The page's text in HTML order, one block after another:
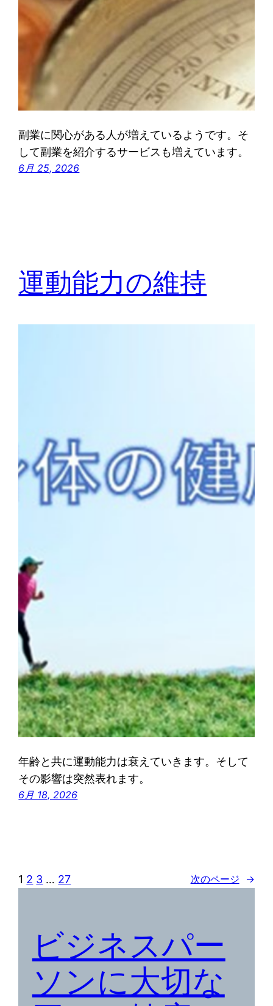
副業に関心がある人が増えているようです。そ
して副業を紹介するサービスも増えています。
6月 25, 2026
運動能力の維持
年齢と共に運動能力は衰えていきます。そして
その影響は突然表れます。
6月 18, 2026
1 2 3 … 27 次のページ →
ビジネスパー
ソンに大切な